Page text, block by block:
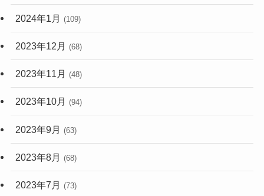
2024年1月 (109)
2023年12月 (68)
2023年11月 (48)
2023年10月 (94)
2023年9月 (63)
2023年8月 (68)
2023年7月 (73)